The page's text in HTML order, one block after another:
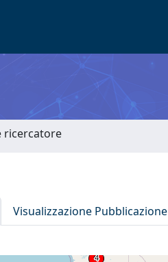
ricercatore
Visualizzazione Pubblicazione